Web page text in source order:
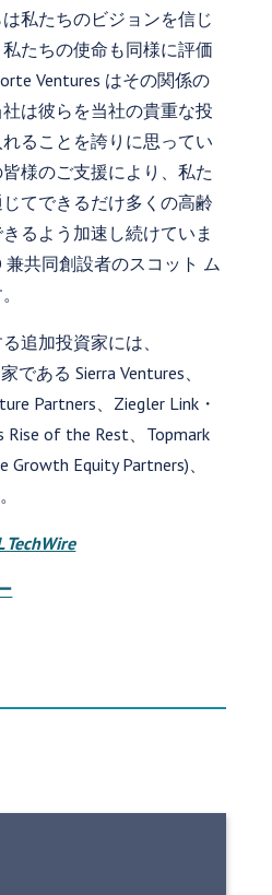
私たちのビジョンを信じ
たちの使命も同様に評価
Ventures はその関係の
は彼らを当社の貴重な投
ることを誇りに思ってい
様のご支援により、私た
てできるだけ多くの高齢
るよう加速し続けていま
兼共同創設者のスコット ム
追加投資家には、
である Sierra Ventures、
Partners、Ziegler Link・
Rise of the Rest、Topmark
Growth Equity Partners)、
TechWire